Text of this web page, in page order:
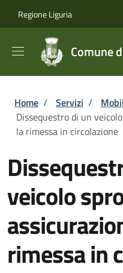
Regione Liguria
Comune
Briciole di
Home / Servizi /
Dissequestro di un
la rimessa in circolazione
veicolo
rimessa in